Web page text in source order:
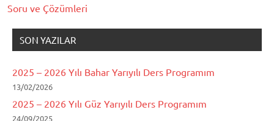
Soru ve Çözümleri
SON YAZILAR
2025 – 2026 Yılı Bahar Yarıyılı Ders Programım
13/02/2026
2025 – 2026 Yılı Güz Yarıyılı Ders Programım
24/09/2025